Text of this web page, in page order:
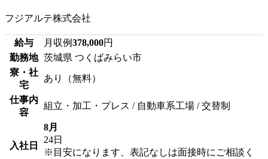
フジアルテ株式会社
給与 月収例378,000円
勤務地 茨城県 つくばみらい市
寮・社
宅
あり（無料）
仕事内
容
組立・加工・プレス / 自動車系工場 / 交替制
入社日
8月
24日
※目安になります、表記なしは面接時にご相談く